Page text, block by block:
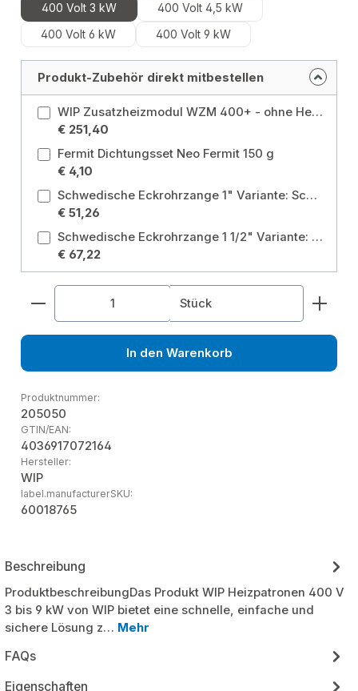
400 Volt 3 kW
400 Volt 4,5 kW
400 Volt 6 kW
400 Volt 9 kW
Produkt-Zubehör direkt mitbestellen
WIP Zusatzheizmodul WZM 400+ - ohne Heizpatrone Länge: 850 mm
€ 251,40
Fermit Dichtungsset Neo Fermit 150 g
€ 4,10
Schwedische Eckrohrzange 1" Variante: Schwedische Eckrohrzange 1"
€ 51,26
Schwedische Eckrohrzange 1 1/2" Variante: Schwedische Eckrohrzange 1 1/2"
€ 67,22
Produkt Anzahl: Gib den gewünschten Wert
Stück
In den Warenkorb
Produktnummer:
205050
GTIN/EAN:
4036917072164
Hersteller:
WIP
label.manufacturerSKU:
60018765
Beschreibung
ProduktbeschreibungDas Produkt WIP Heizpatronen 400 V
3 bis 9 kW von WIP bietet eine schnelle, einfache und
sichere Lösung z… Mehr
FAQs
Eigenschaften